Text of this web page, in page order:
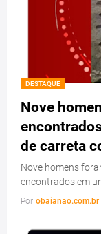
DESTAQUE
Nove
de carreta
Nove homens
encontrados em
Por obaianao.com.br